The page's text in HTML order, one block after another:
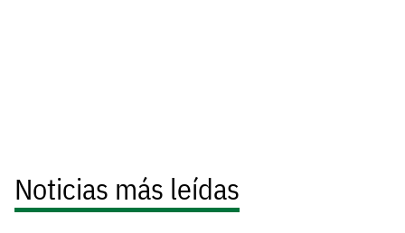
Noticias más leídas